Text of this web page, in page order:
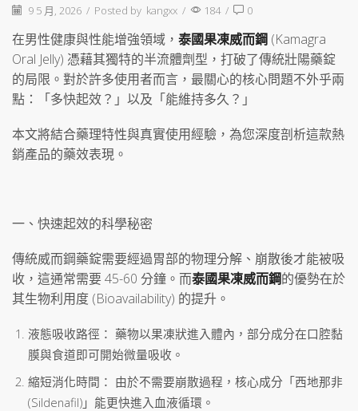
9 5 月, 2026 / Posted by kangxx / 184 / 0
在男性健康與性能增強領域， 泰國果凍威而鋼 (Kamagra
Oral Jelly) 憑藉其獨特的半流體劑型，打破了傳統壯陽藥錠
的局限。對於許多使用者而言，最關心的核心問題不外乎兩
點：「多快起效？」以及「能維持多久？」
本文將結合藥理特性與真實使用經驗，為您深度剖析這款熱
銷產品的藥效表現。
一、快速起效的科學秘密
傳統威而鋼藥錠需要經過胃部的物理分解、崩散後才能被吸
收，這通常需要 45-60 分鐘。而泰國果凍威而鋼的優勢在於
其生物利用度 (Bioavailability) 的提升。
液態吸收路徑： 藥物以果凍狀進入體內，部分成分在口腔黏
膜與食道即可開始微量吸收。
縮短消化時間： 由於不需要崩散過程，核心成分「西地那非
(Sildenafil)」能更快進入血液循環。